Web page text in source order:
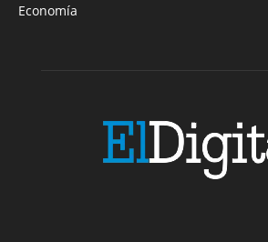
Economía